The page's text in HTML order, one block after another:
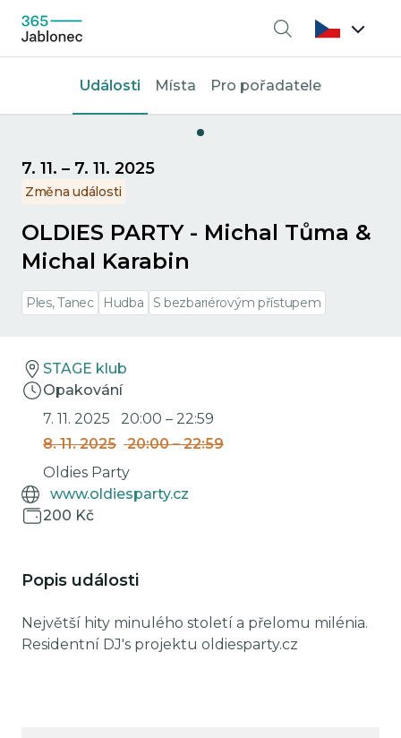
Vyhledávání
Události Místa Pro pořadatele
7. 11. – 7. 11. 2025
Změna události
OLDIES PARTY - Michal Tůma &
Michal Karabin
Ples, Tanec Hudba S bezbariérovým přístupem
STAGE klub
Opakování
7. 11. 2025
20:00 – 22:59
8. 11. 2025
20:00 – 22:59
Oldies Party
www.oldiesparty.cz
200 Kč
Popis události
Největší hity minulého století a přelomu milénia.
Residentní DJ's projektu oldiesparty.cz